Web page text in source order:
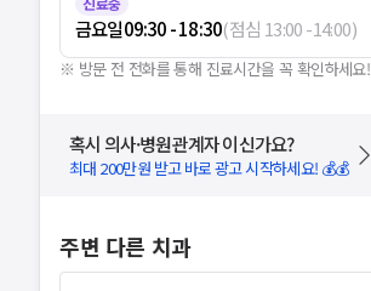
금요일09:30 - 18:30(점심 13:00-14:00)
※ 방문 전 전화를 통해 진료시간을 꼭 확인하세요!
혹시 의사·병원관계자 이신가요?
최대 200만원 받고 바로 광고 시작하세요! 💰💰
주변 다른 치과